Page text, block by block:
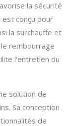
la sécurité
conçu pour
la surchauffe et
rembourrage
l'entretien du
solution de
Sa conception
de